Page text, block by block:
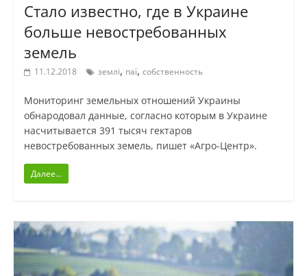
Стало известно, где в Украине
больше невостребованных
земель
11.12.2018 землі, паї, собственность
Мониторинг земельных отношений Украины
обнародовал данные, согласно которым в Украине
насчитывается 391 тысяч гектаров
невостребованных земель, пишет «Агро-Центр».
Далее...